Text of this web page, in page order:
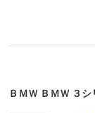
ＢＭＷ ＢＭＷ ３シ